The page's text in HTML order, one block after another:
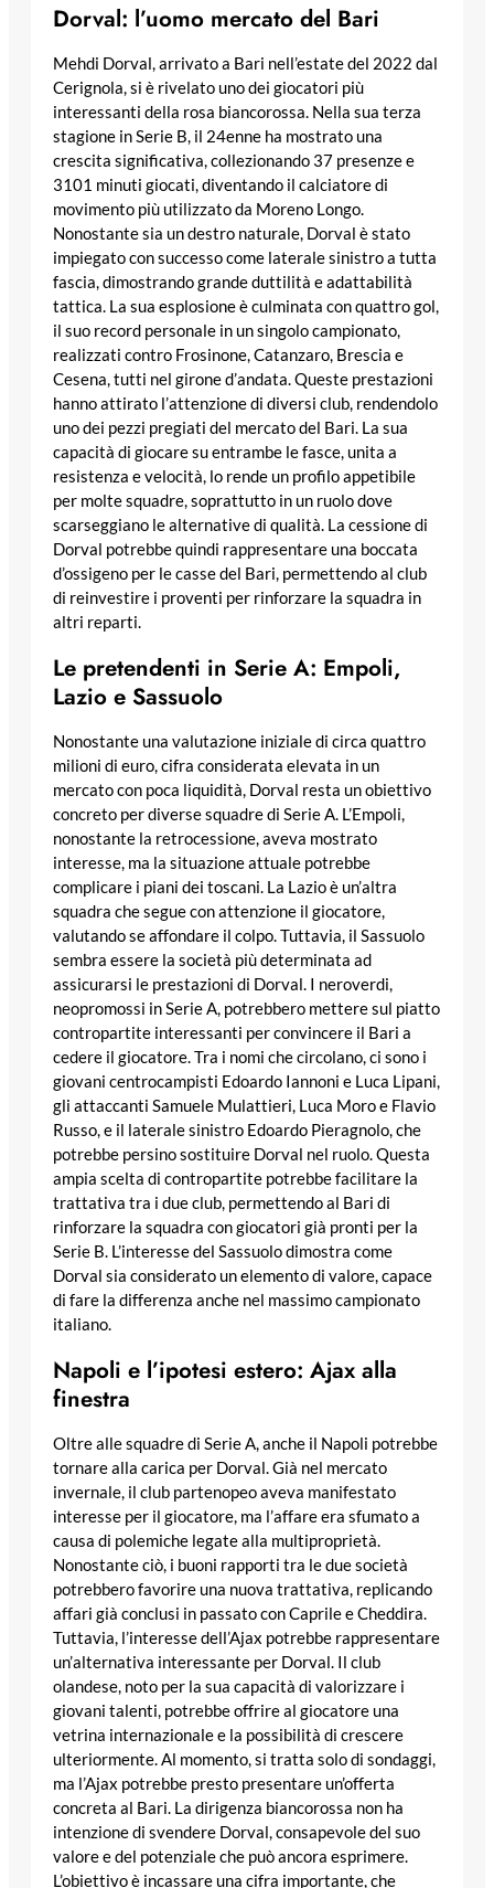
Dorval: l’uomo mercato del Bari
Mehdi Dorval, arrivato a Bari nell’estate del 2022 dal
Cerignola, si è rivelato uno dei giocatori più
interessanti della rosa biancorossa. Nella sua terza
stagione in Serie B, il 24enne ha mostrato una
crescita significativa, collezionando 37 presenze e
3101 minuti giocati, diventando il calciatore di
movimento più utilizzato da Moreno Longo.
Nonostante sia un destro naturale, Dorval è stato
impiegato con successo come laterale sinistro a tutta
fascia, dimostrando grande duttilità e adattabilità
tattica. La sua esplosione è culminata con quattro gol,
il suo record personale in un singolo campionato,
realizzati contro Frosinone, Catanzaro, Brescia e
Cesena, tutti nel girone d’andata. Queste prestazioni
hanno attirato l’attenzione di diversi club, rendendolo
uno dei pezzi pregiati del mercato del Bari. La sua
capacità di giocare su entrambe le fasce, unita a
resistenza e velocità, lo rende un profilo appetibile
per molte squadre, soprattutto in un ruolo dove
scarseggiano le alternative di qualità. La cessione di
Dorval potrebbe quindi rappresentare una boccata
d’ossigeno per le casse del Bari, permettendo al club
di reinvestire i proventi per rinforzare la squadra in
altri reparti.
Le pretendenti in Serie A: Empoli,
Lazio e Sassuolo
Nonostante una valutazione iniziale di circa quattro
milioni di euro, cifra considerata elevata in un
mercato con poca liquidità, Dorval resta un obiettivo
concreto per diverse squadre di Serie A. L’Empoli,
nonostante la retrocessione, aveva mostrato
interesse, ma la situazione attuale potrebbe
complicare i piani dei toscani. La Lazio è un’altra
squadra che segue con attenzione il giocatore,
valutando se affondare il colpo. Tuttavia, il Sassuolo
sembra essere la società più determinata ad
assicurarsi le prestazioni di Dorval. I neroverdi,
neopromossi in Serie A, potrebbero mettere sul piatto
contropartite interessanti per convincere il Bari a
cedere il giocatore. Tra i nomi che circolano, ci sono i
giovani centrocampisti Edoardo Iannoni e Luca Lipani,
gli attaccanti Samuele Mulattieri, Luca Moro e Flavio
Russo, e il laterale sinistro Edoardo Pieragnolo, che
potrebbe persino sostituire Dorval nel ruolo. Questa
ampia scelta di contropartite potrebbe facilitare la
trattativa tra i due club, permettendo al Bari di
rinforzare la squadra con giocatori già pronti per la
Serie B. L’interesse del Sassuolo dimostra come
Dorval sia considerato un elemento di valore, capace
di fare la differenza anche nel massimo campionato
italiano.
Napoli e l’ipotesi estero: Ajax alla
finestra
Oltre alle squadre di Serie A, anche il Napoli potrebbe
tornare alla carica per Dorval. Già nel mercato
invernale, il club partenopeo aveva manifestato
interesse per il giocatore, ma l’affare era sfumato a
causa di polemiche legate alla multiproprietà.
Nonostante ciò, i buoni rapporti tra le due società
potrebbero favorire una nuova trattativa, replicando
affari già conclusi in passato con Caprile e Cheddira.
Tuttavia, l’interesse dell’Ajax potrebbe rappresentare
un’alternativa interessante per Dorval. Il club
olandese, noto per la sua capacità di valorizzare i
giovani talenti, potrebbe offrire al giocatore una
vetrina internazionale e la possibilità di crescere
ulteriormente. Al momento, si tratta solo di sondaggi,
ma l’Ajax potrebbe presto presentare un’offerta
concreta al Bari. La dirigenza biancorossa non ha
intenzione di svendere Dorval, consapevole del suo
valore e del potenziale che può ancora esprimere.
L’obiettivo è incassare una cifra importante, che